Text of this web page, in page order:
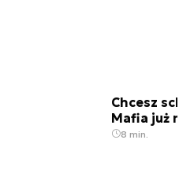
Chcesz
Mafia już
8 min.